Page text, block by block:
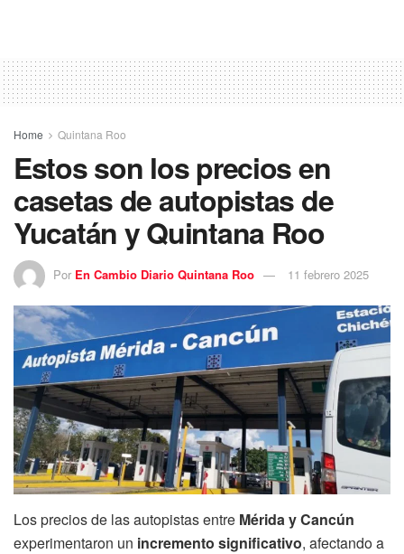
Home Quintana Roo
Estos son los precios en
casetas de autopistas de
Yucatán y Quintana Roo
Por En Cambio Diario Quintana Roo 11 febrero 2025
Los precios de las autopistas entre Mérida y Cancún
experimentaron un incremento significativo, afectando a